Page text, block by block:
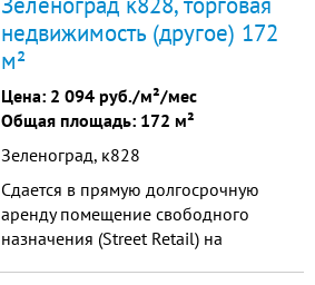
недвижимость (другое) 172
м²
Цена: 2 094 руб./м²/мес
Общая площадь: 172 м²
Зеленоград, к828
Сдается в прямую долгосрочную
аренду помещение свободного
назначения (Street Retail) на